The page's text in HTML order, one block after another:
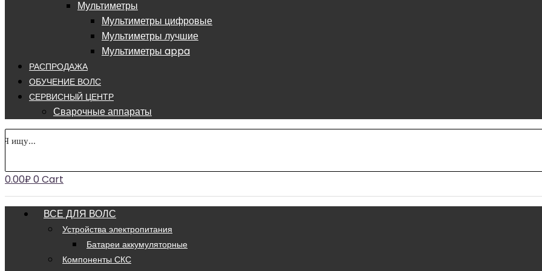
Мультиметры
Мультиметры цифровые
Мультиметры лучшие
Мультиметры appa
РАСПРОДАЖА
ОБУЧЕНИЕ ВОЛС
СЕРВИСНЫЙ ЦЕНТР
Сварочные аппараты
0.00₽0Cart
ВСЕ ДЛЯ ВОЛС
Устройства электропитания
Батареи аккумуляторные
Компоненты СКС